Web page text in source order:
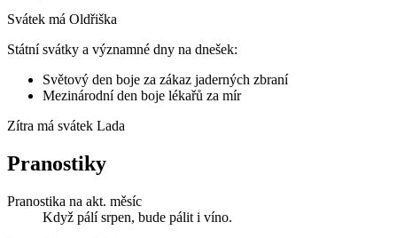
Svátek má Oldřiška
Státní svátky a významné dny na dnešek:
Světový den boje za zákaz jaderných zbraní
Mezinárodní den boje lékařů za mír
Zítra má svátek Lada
Pranostiky
Pranostika na akt. měsíc
Když pálí srpen, bude pálit i víno.